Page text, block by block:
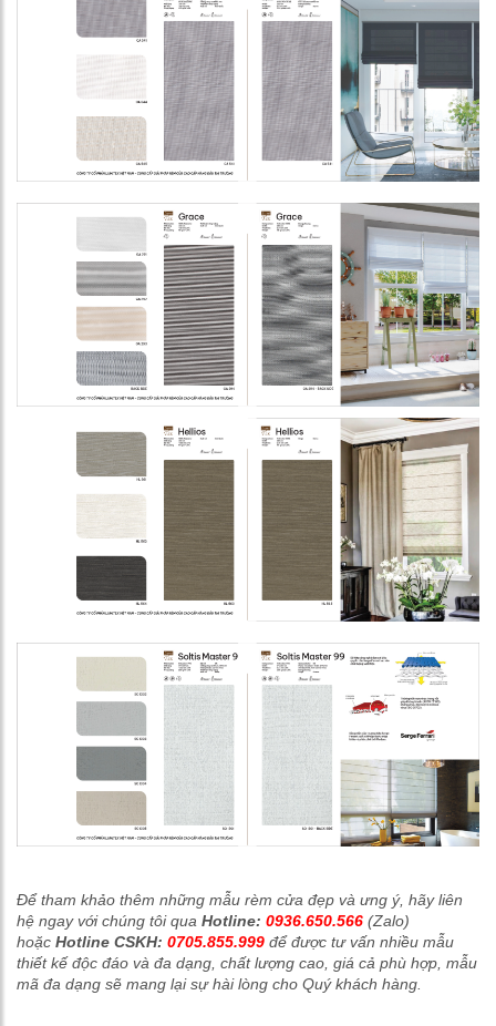
Để tham khảo thêm những mẫu rèm cửa đẹp và ưng ý, hãy liên
hệ ngay với chúng tôi qua Hotline: 0936.650.566 (Zalo)
hoặc Hotline CSKH: 0705.855.999 để được tư vấn nhiều mẫu
thiết kế độc đáo và đa dạng, chất lượng cao, giá cả phù hợp, mẫu
mã đa dạng sẽ mang lại sự hài lòng cho Quý khách hàng.